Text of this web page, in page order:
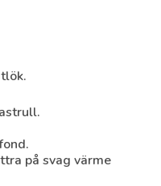
på svag värme